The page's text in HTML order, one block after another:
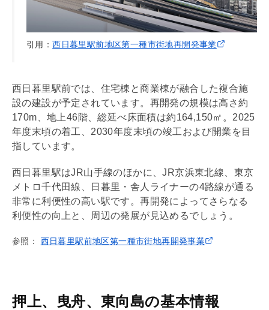
引用：西日暮里駅前地区第一種市街地再開発事業
西日暮里駅前では、住宅棟と商業棟が融合した複合施
設の建設が予定されています。再開発の規模は高さ約
170m、地上46階、総延べ床面積は約164,150㎡。2025
年度末頃の着工、2030年度末頃の竣工および開業を目
指しています。
西日暮里駅はJR山手線のほかに、JR京浜東北線、東京
メトロ千代田線、日暮里・舎人ライナーの4路線が通る
非常に利便性の高い駅です。再開発によってさらなる
利便性の向上と、周辺の発展が見込めるでしょう。
参照： 西日暮里駅前地区第一種市街地再開発事業
押上、曳舟、東向島の基本情報